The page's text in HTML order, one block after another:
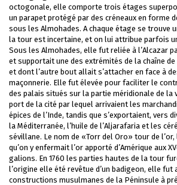
octogonale, elle comporte trois étages
un parapet protégé par des créneaux en forme
sous les Almohades. A chaque étage se trouve
la tour est incertaine, et on lui attribue parfois
Sous les Almohades, elle fut reliée à l’Alcazar
et supportait une des extrémités de la chaîne
et dont l’autre bout allait s’attacher en face à
maçonnerie. Elle fut élevée pour faciliter le
des palais situés sur la partie méridionale de la
port de la cité par lequel arrivaient les
épices de l’Inde, tandis que s’exportaient, vers
la Méditerranée, l’huile de l’Aljarafaria et les
sévillane. Le nom de «Torr del Oro» tour de
qu’on y enfermait l’or apporté d’Amérique aux
galions. En 1760 les parties hautes de la tour
l’origine elle été revêtue d’un badigeon, elle fut
constructions musulmanes de la Péninsule à